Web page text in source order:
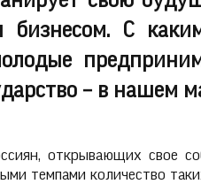
бизнесом. С
– в нашем
открывающих свое
темпами количество